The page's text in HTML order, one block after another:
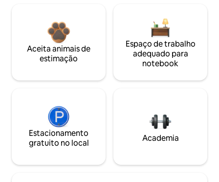
Aceita animais de
estimação
Espaço de trabalho
adequado para
notebook
Estacionamento
gratuito no local
Academia